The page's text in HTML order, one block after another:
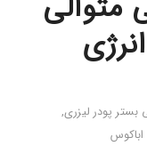
متوالی
پودر لیزری,
اباکوس